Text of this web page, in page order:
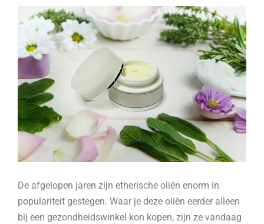
De afgelopen jaren zijn etherische oliën enorm in
populariteit gestegen. Waar je deze oliën eerder alleen
bij een gezondheidswinkel kon kopen, zijn ze vandaag